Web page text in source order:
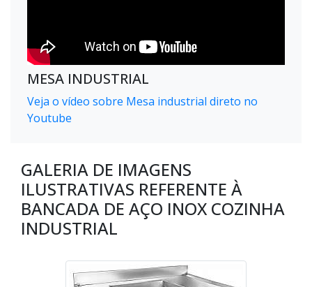
MESA INDUSTRIAL
Veja o vídeo sobre Mesa industrial direto no
Youtube
GALERIA DE IMAGENS
ILUSTRATIVAS REFERENTE À
BANCADA DE AÇO INOX COZINHA
INDUSTRIAL